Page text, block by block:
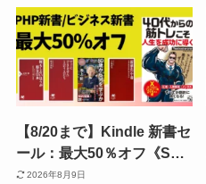
【8/20まで】Kindle 新書セ
ール：最大50％オフ《SB
新書・PHP新書》仕事・ス
2026年8月9日